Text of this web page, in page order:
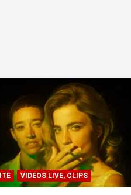
VIDÉOS LIVE, CLIPS